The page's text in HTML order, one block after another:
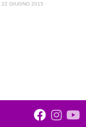
22 GIUGNO 2015 ·